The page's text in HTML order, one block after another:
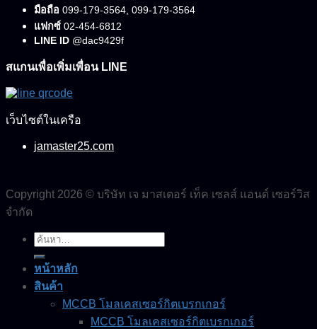
มือถือ 099-179-3564, 099-179-3564
แฟกซ์ 02-454-6812
LINE ID @dac9429f
สแกนเพื่อเพิ่มเพื่อน LINE
เว็บไซต์ในเครือ
jamaster25.com
Copyright 2026 © บริษัท เจ มาสเตอร์ เท็ค เซลส์ แอนด์ เซอร์วิส
จำกัด
ค้นหา:
หน้าหลัก
สินค้า
MCCB โมลเคสเซอร์กิตเบรกเกอร์
MCCB โมลเคสเซอร์กิตเบรกเกอร์